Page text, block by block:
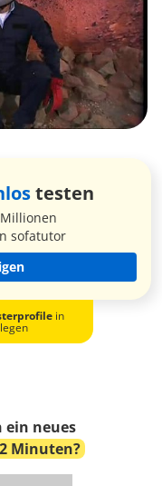
testen
sofatutor
in
ein neues
Minuten?